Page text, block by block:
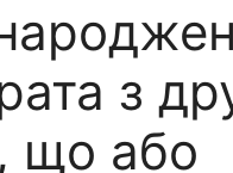
з
що або